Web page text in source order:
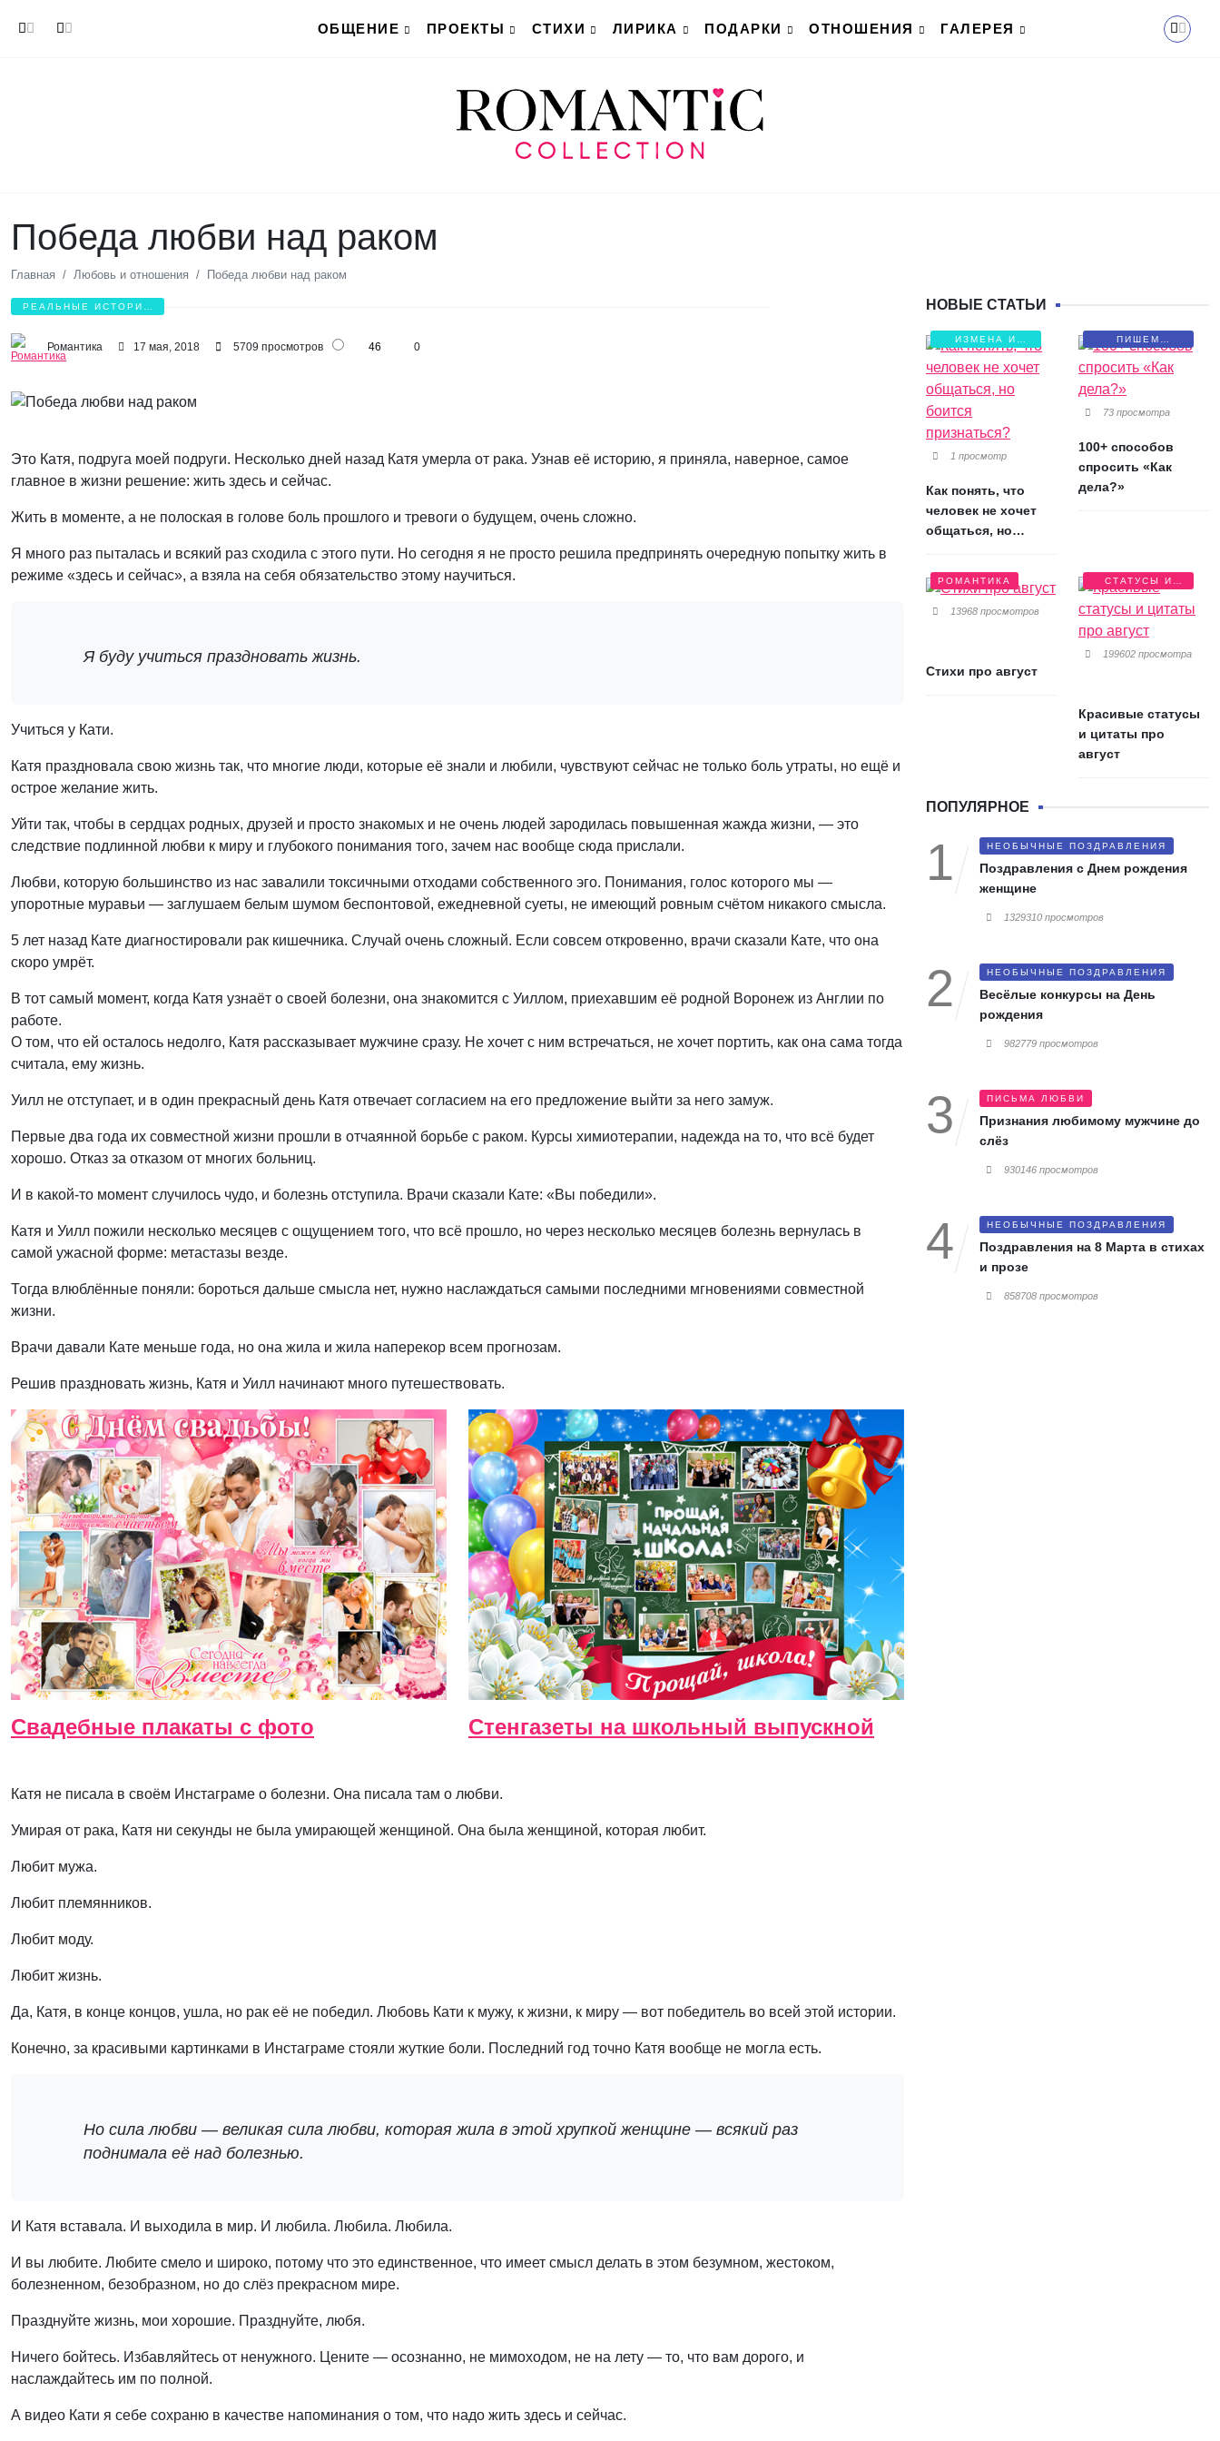
ОБЩЕНИЕ
ПРОЕКТЫ СТИХИ ЛИРИКА ПОДАРКИ ОТНОШЕНИЯ ГАЛЕРЕЯ
Победа любви над раком
Главная Любовь и отношения Победа любви над раком
РЕАЛЬНЫЕ ИСТОРИИ
Романтика 17 мая, 2018 5709 просмотров 46 0
Это Катя, подруга моей подруги. Несколько дней назад Катя умерла от рака. Узнав её историю, я приняла, наверное, самое
главное в жизни решение: жить здесь и сейчас.
Жить в моменте, а не полоская в голове боль прошлого и тревоги о будущем, очень сложно.
Я много раз пыталась и всякий раз сходила с этого пути. Но сегодня я не просто решила предпринять очередную попытку жить в
режиме «здесь и сейчас», а взяла на себя обязательство этому научиться.
Я буду учиться праздновать жизнь.
Учиться у Кати.
Катя праздновала свою жизнь так, что многие люди, которые её знали и любили, чувствуют сейчас не только боль утраты, но ещё и
острое желание жить.
Уйти так, чтобы в сердцах родных, друзей и просто знакомых и не очень людей зародилась повышенная жажда жизни, — это
следствие подлинной любви к миру и глубокого понимания того, зачем нас вообще сюда прислали.
Любви, которую большинство из нас завалили токсичными отходами собственного эго. Понимания, голос которого мы —
упоротные муравьи — заглушаем белым шумом беспонтовой, ежедневной суеты, не имеющий ровным счётом никакого смысла.
5 лет назад Кате диагностировали рак кишечника. Случай очень сложный. Если совсем откровенно, врачи сказали Кате, что она
скоро умрёт.
В тот самый момент, когда Катя узнаёт о своей болезни, она знакомится с Уиллом, приехавшим её родной Воронеж из Англии по
работе.
О том, что ей осталось недолго, Катя рассказывает мужчине сразу. Не хочет с ним встречаться, не хочет портить, как она сама тогда
считала, ему жизнь.
Уилл не отступает, и в один прекрасный день Катя отвечает согласием на его предложение выйти за него замуж.
Первые два года их совместной жизни прошли в отчаянной борьбе с раком. Курсы химиотерапии, надежда на то, что всё будет
хорошо. Отказ за отказом от многих больниц.
И в какой-то момент случилось чудо, и болезнь отступила. Врачи сказали Кате: «Вы победили».
Катя и Уилл пожили несколько месяцев с ощущением того, что всё прошло, но через несколько месяцев болезнь вернулась в
самой ужасной форме: метастазы везде.
Тогда влюблённые поняли: бороться дальше смысла нет, нужно наслаждаться самыми последними мгновениями совместной
жизни.
Врачи давали Кате меньше года, но она жила и жила наперекор всем прогнозам.
Решив праздновать жизнь, Катя и Уилл начинают много путешествовать.
Свадебные плакаты с фото Стенгазеты на школьный выпускной
Катя не писала в своём Инстаграме о болезни. Она писала там о любви.
Умирая от рака, Катя ни секунды не была умирающей женщиной. Она была женщиной, которая любит.
Любит мужа.
Любит племянников.
Любит моду.
Любит жизнь.
Да, Катя, в конце концов, ушла, но рак её не победил. Любовь Кати к мужу, к жизни, к миру — вот победитель во всей этой истории.
Конечно, за красивыми картинками в Инстаграме стояли жуткие боли. Последний год точно Катя вообще не могла есть.
Но сила любви — великая сила любви, которая жила в этой хрупкой женщине — всякий раз
поднимала её над болезнью.
И Катя вставала. И выходила в мир. И любила. Любила. Любила.
И вы любите. Любите смело и широко, потому что это единственное, что имеет смысл делать в этом безумном, жестоком,
болезненном, безобразном, но до слёз прекрасном мире.
Празднуйте жизнь, мои хорошие. Празднуйте, любя.
Ничего бойтесь. Избавляйтесь от ненужного. Цените — осознанно, не мимоходом, не на лету — то, что вам дорого, и
наслаждайтесь им по полной.
А видео Кати я себе сохраню в качестве напоминания о том, что надо жить здесь и сейчас.
НОВЫЕ СТАТЬИ
ИЗМЕНА И
БОЛЬ
1 просмотр
Как понять, что
человек не хочет
общаться, но
ПИШЕМ
ПИСЬМА
73 просмотра
100+ способов
спросить «Как
дела?»
РОМАНТИКА
13968 просмотров
Стихи про август
СТАТУСЫ И
ЦИТАТЫ
199602 просмотра
Красивые статусы
и цитаты про
август
ПОПУЛЯРНОЕ
НЕОБЫЧНЫЕ ПОЗДРАВЛЕНИЯ
Поздравления с Днем рождения
женщине
1329310 просмотров
НЕОБЫЧНЫЕ ПОЗДРАВЛЕНИЯ
Весёлые конкурсы на День
рождения
982779 просмотров
ПИСЬМА ЛЮБВИ
Признания любимому мужчине до
слёз
930146 просмотров
НЕОБЫЧНЫЕ ПОЗДРАВЛЕНИЯ
Поздравления на 8 Марта в стихах
и прозе
858708 просмотров